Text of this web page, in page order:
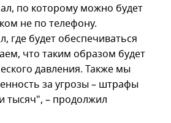
по которому можно будет
не по телефону.
где будет обеспечиваться
что таким образом будет
давления. Также мы
за угрозы – штрафы
тысяч", – продолжил